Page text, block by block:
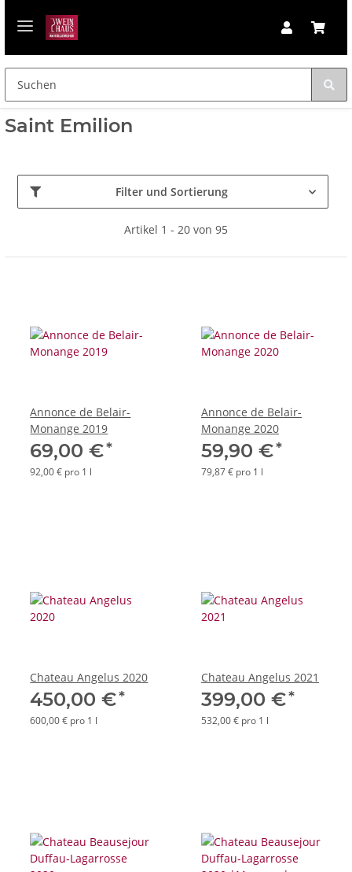
Saint Emilion
Filter und Sortierung
Artikel 1 - 20 von 95
Annonce de Belair-
Monange 2019
69,00 €*
92,00 € pro 1 l
Annonce de Belair-
Monange 2020
59,90 €*
79,87 € pro 1 l
Chateau Angelus 2020
450,00 €*
600,00 € pro 1 l
Chateau Angelus 2021
399,00 €*
532,00 € pro 1 l